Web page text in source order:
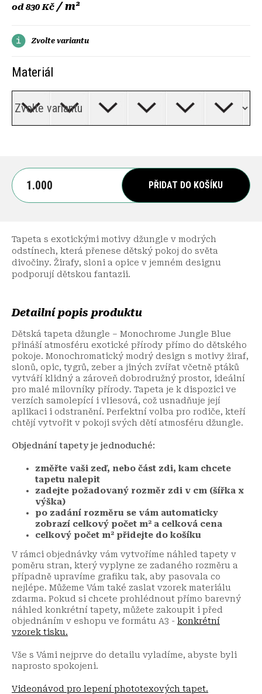
od830 Kč / m²
Zvolte variantu
Materiál
PŘIDAT DO KOŠÍKU
Tapeta s exotickými motivy džungle v modrých
odstínech, která přenese dětský pokoj do světa
divočiny. Žirafy, sloni a opice v jemném designu
podporují dětskou fantazii.
Detailní popis produktu
Dětská tapeta džungle – Monochrome Jungle Blue
přináší atmosféru exotické přírody přímo do dětského
pokoje. Monochromatický modrý design s motivy žiraf,
slonů, opic, tygrů, zeber a jiných zvířat včetně ptáků
vytváří klidný a zároveň dobrodružný prostor, ideální
pro malé milovníky přírody. Tapeta je k dispozici ve
verzích samolepící i vliesová, což usnadňuje její
aplikaci i odstranění. Perfektní volba pro rodiče, kteří
chtějí vytvořit v pokoji svých dětí atmosféru džungle.
Objednání tapety je jednoduché:
změřte vaši zeď, nebo část zdi, kam chcete
tapetu nalepit
zadejte požadovaný rozměr zdi v cm (šířka x
výška)
po zadání rozměru se vám automaticky
zobrazí celkový počet m² a celková cena
celkový počet m² přidejte do košíku
V rámci objednávky vám vytvoříme náhled tapety v
poměru stran, který vyplyne ze zadaného rozměru a
případně upravíme grafiku tak, aby pasovala co
nejlépe. Můžeme Vám také zaslat vzorek materiálu
zdarma. Pokud si chcete prohlédnout přímo barevný
náhled konkrétní tapety, můžete zakoupit i před
objednáním v eshopu ve formátu A3 - konkrétní
vzorek tisku.
Vše s Vámi nejprve do detailu vyladíme, abyste byli
naprosto spokojeni.
Videonávod pro lepení phototexových tapet.